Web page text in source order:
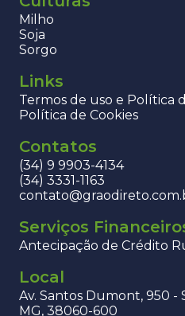
Milho
Soja
Sorgo
Links
Termos de uso e Política
Política de Cookies
Contatos
(34) 9 9903-4134
(34) 3331-1163
Serviços
Antecipação de Crédito
Local
Av. Santos Dumont, 950 -
MG, 38060-600